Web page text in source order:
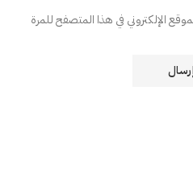
الإلكتروني في هذا المتصفح للمرة